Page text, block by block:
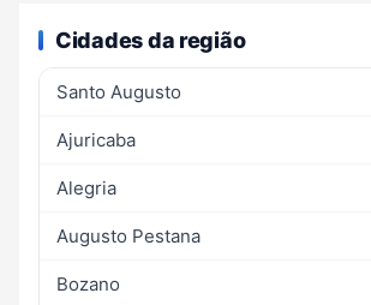
Cidades da região
Santo Augusto
Ajuricaba
Alegria
Augusto Pestana
Bozano